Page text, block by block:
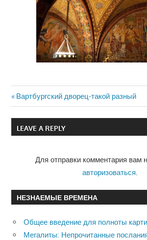
Навигация
по
Previous
Post:
Вартбургский дворец-такой разный
LEAVE A REPLY
Для отправки комментария вам
авторизоваться
НЕЗНАЕМЫЕ ВРЕМЕНА
Общее введение для полноты
Мегалиты: Непрочитанные